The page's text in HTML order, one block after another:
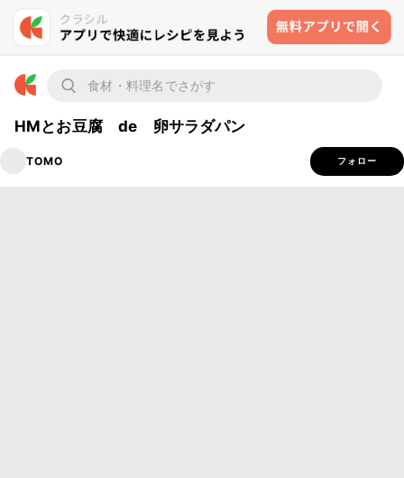
HMとお豆腐 de 卵サラダパン
TOMO フォロー